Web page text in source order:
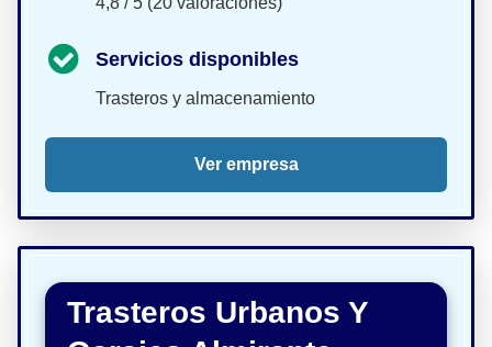
Servicios disponibles
Trasteros y almacenamiento
Ver empresa
Trasteros Urbanos Y